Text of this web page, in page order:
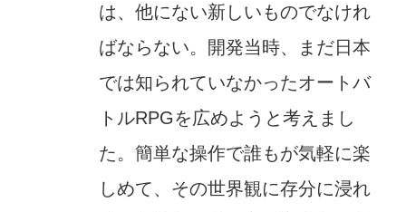
は、他にない新しいものでなけれ
ばならない。開発当時、まだ日本
では知られていなかったオートバ
トルRPGを広めようと考えまし
た。簡単な操作で誰もが気軽に楽
しめて、その世界観に存分に浸れ